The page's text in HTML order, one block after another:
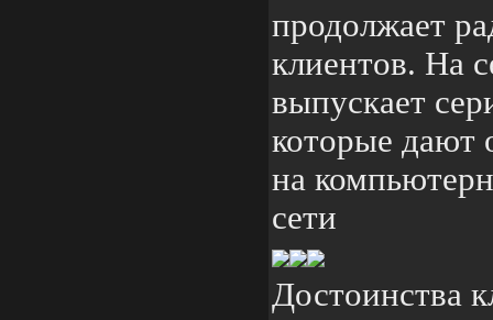
продолжает
клиентов. На
выпускает
которые дают
на
сети
Достоинства